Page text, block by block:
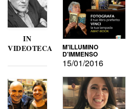
IN
VIDEOTECA
M'ILLUMINO
D'IMMENSO
15/01/2016